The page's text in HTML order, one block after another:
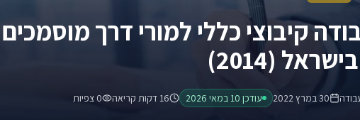
קיבוצי כללי למורי דרך מוסמכים
(2014)
30 במרץ 2022 עודכן 10 במאי 2026 16 דקות קריאה 0 צפיות